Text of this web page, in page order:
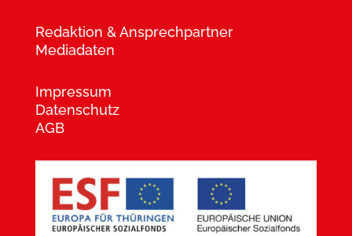
Redaktion & Ansprechpartner
Mediadaten
Impressum
Datenschutz
AGB